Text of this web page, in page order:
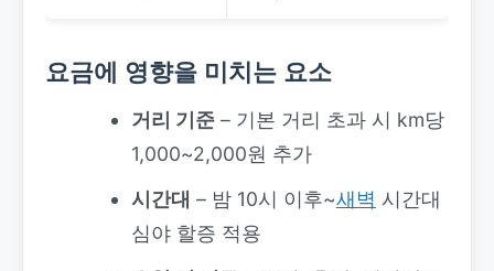
요금에 영향을 미치는 요소
거리 기준– 기본 거리 초과 시 km당
1,000~2,000원 추가
시간대 – 밤 10시 이후~새벽 시간대
심야 할증 적용